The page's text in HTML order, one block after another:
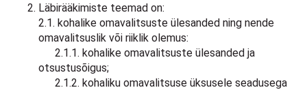
Läbirääkimiste teemad on:
2.1. kohalike omavalitsuste ülesanded ning nende
omavalitsuslik või riiklik olemus:
2.1.1. kohalike omavalitsuste ülesanded ja
otsustusõigus;
2.1.2. kohaliku omavalitsuse üksusele seadusega